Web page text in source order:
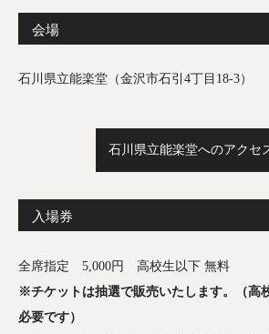
会場
石川県立能楽堂（金沢市石引4丁目18-3）
石川県立能楽堂へのアクセ
入場券
全席指定 5,000円 高校生以下 無料
※チケットは抽選で販売いたします。（高
必要です）